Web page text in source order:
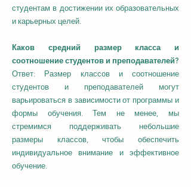
студентам в достижении их образовательных
и карьерных целей.
Каков средний размер класса и
соотношение студентов и преподавателей?
Ответ: Размер классов и соотношение
студентов и преподавателей могут
варьироваться в зависимости от программы и
формы обучения. Тем не менее, мы
стремимся поддерживать небольшие
размеры классов, чтобы обеспечить
индивидуальное внимание и эффективное
обучение.